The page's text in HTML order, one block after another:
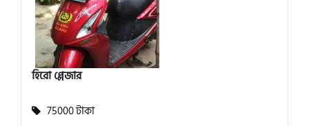
হিরো প্লেজার
75000 টাকা